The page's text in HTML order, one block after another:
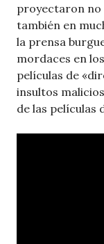
proyectaron no
también en
la prensa
mordaces en
películas de
insultos
de las películas